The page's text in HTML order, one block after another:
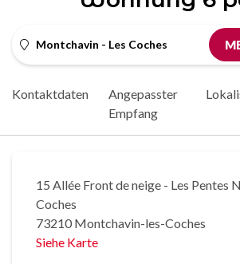
Montchavin - Les Coches
Kontaktdaten
Angepasster
Empfang
15 Allée Front de neige - Les Pentes
Coches
73210 Montchavin-les-Coches
Siehe Karte